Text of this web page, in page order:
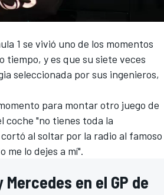
1 se vivió uno de los momentos
tiempo, y es que su siete veces
seleccionada por sus ingenieros,
para montar otro juego de
coche "no tienes toda la
al soltar por la radio al famoso
me lo dejes a mí".
en el GP de